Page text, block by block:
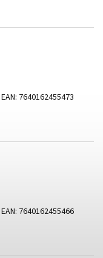
EAN: 7640162455473
EAN: 7640162455466